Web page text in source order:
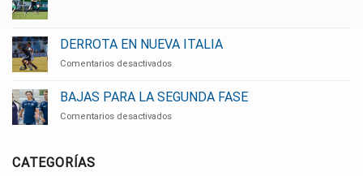
DERROTA EN NUEVA ITALIA
Comentarios desactivadosen
EN
NUEVA
ITALIA
BAJAS PARA LA SEGUNDA FASE
Comentarios desactivadosen
CATEGORÍAS